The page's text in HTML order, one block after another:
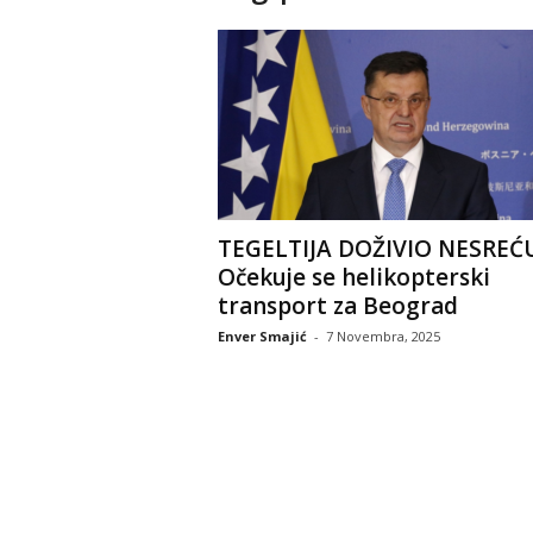
TEGELTIJA DOŽIVIO
Očekuje se helikopterski
transport za Beograd
Enver Smajić - 7 Novembra, 2025